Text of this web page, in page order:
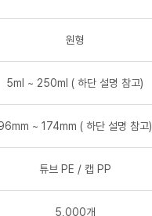
원형
5ml ~ 250ml ( 하단 설명 참고)
~ 174mm ( 하단 설명 참고)
튜브 PE / 캡 PP
5,000개